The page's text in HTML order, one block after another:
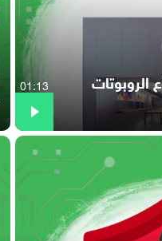
الروبوتات
01:13